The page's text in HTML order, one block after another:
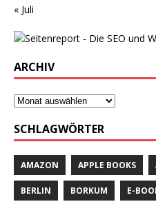
« Juli
ARCHIV
SCHLAGWÖRTER
AMAZON APPLE BOOKS
BERLIN BORKUM E-